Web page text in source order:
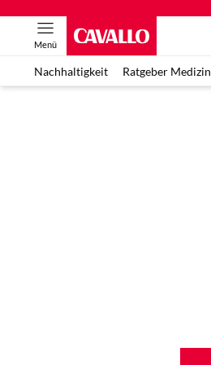
Menü
Nachhaltigkeit Ratgeber Medizin